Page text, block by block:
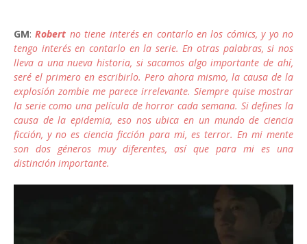
GM:Robert no tiene interés en contarlo en los cómics, y yo no
tengo interés en contarlo en la serie. En otras palabras, si nos
lleva a una nueva historia, si sacamos algo importante de ahí,
seré el primero en escribirlo. Pero ahora mismo, la causa de la
explosión zombie me parece irrelevante. Siempre quise mostrar
la serie como una película de horror cada semana. Si defines la
causa de la epidemia, eso nos ubica en un mundo de ciencia
ficción, y no es ciencia ficción para mi, es terror. En mi mente
son dos géneros muy diferentes, así que para mi es una
distinción importante.